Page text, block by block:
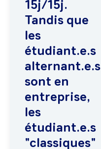
15j/15j.
Tandis que
les
étudiant.e.s
alternant.e.s
sont en
entreprise,
les
étudiant.e.s
"classiques"